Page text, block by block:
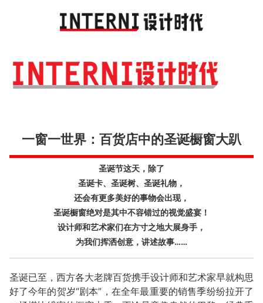
一窗一世界：百货店中的圣诞橱窗大趴
圣诞节这天，除了
圣诞卡、圣诞树、圣诞礼物，
还会有更多美好的事物会出现，
圣诞橱窗绝对是其中不容错过的视觉盛宴！
设计师和艺术家们在方寸之地大展身手，
为我们挥洒创意，讲述故事……
圣诞已至，西方各大老牌百货携手设计师和艺术家早就构思
好了今年的贺岁“剧本”，在全年最重要的销售季纷纷拉开了